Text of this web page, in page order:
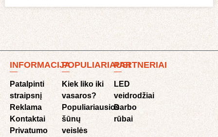
INFORMACIJA
Patalpinti
straipsnį
Reklama
Kontaktai
Privatumo
POPULIARIAUSI
Kiek liko iki
vasaros?
Populiariausios
šūnų
veislės
PARTNERIAI
LED
veidrodžiai
Darbo
rūbai